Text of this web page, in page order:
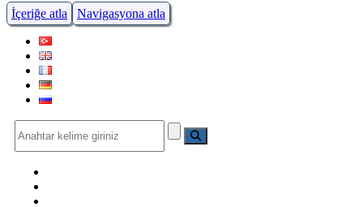
İçeriğe atla Navigasyona atla